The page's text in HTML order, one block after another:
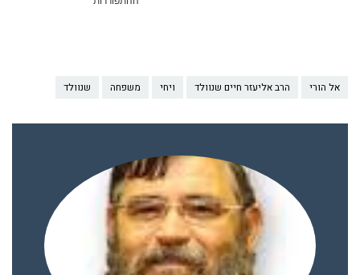
אל הורי הרב אליעזר חיים שנוולד ויחי משפחה שנוולד